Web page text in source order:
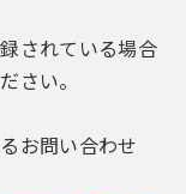
されている場合
さい。
お問い合わせ